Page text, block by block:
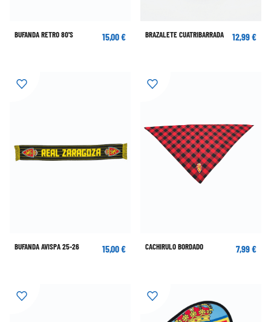
BUFANDA RETRO 80'S 15,00 € BRAZALETE CUATRIBARRADA 12,99 €
BUFANDA AVISPA 25-26 15,00 € CACHIRULO BORDADO 7,99 €